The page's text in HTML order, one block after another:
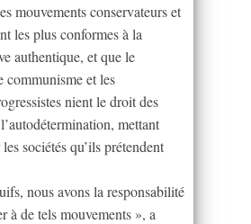
mouvements conservateurs et
les plus conformes à la
authentique, et que le
communisme et les
nient le droit des
mettant
sociétés qu’ils prétendent
nous avons la responsabilité
à de tels mouvements », a